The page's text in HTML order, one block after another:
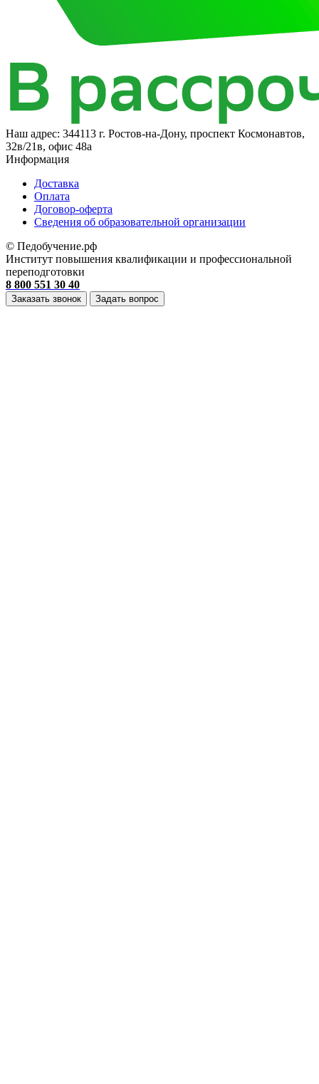
Наш адрес: 344113 г. Ростов-на-Дону, проспект Космонавтов,
32в/21в, офис 48а
Информация
Доставка
Оплата
Договор-оферта
Cведения об образовательной организации
© Педобучение.рф
Институт повышения квалификации и профессиональной
переподготовки
8 800 551 30 40
Заказать звонок Задать вопрос